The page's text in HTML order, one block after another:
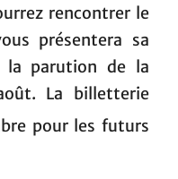
rencontrer le
présentera sa
la parution de la
La billetterie
pour les futurs